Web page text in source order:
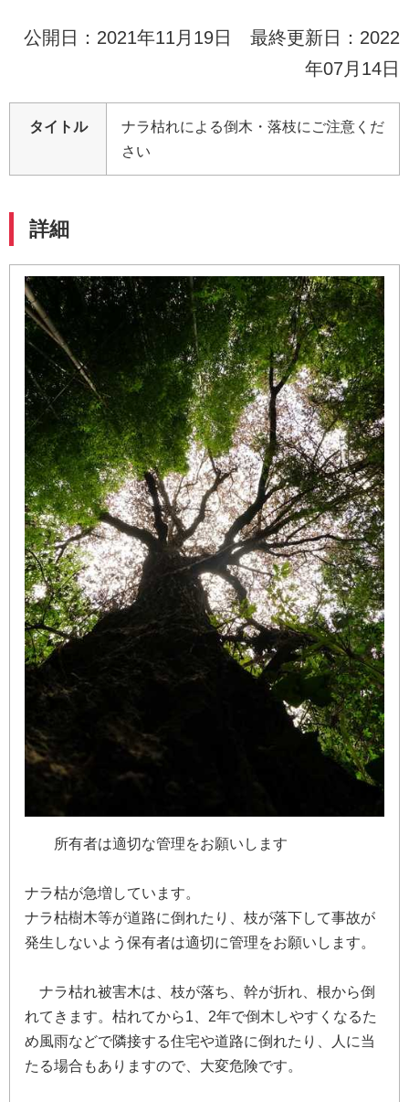
公開日：2021年11月19日 最終更新日：2022
年07月14日
タイトル
ナラ枯れによる倒木・落枝にご注意くだ
さい
詳細
所有者は適切な管理をお願い し ま す
ナラ枯が急増 してい ま す。
ナラ枯樹木等が道路に倒 れた り 枝が落下して事故が
発生 しないよ う 保有者は適切に管理をお願い し ま す。
ナラ枯れ被害木は 枝が落ち 幹が折れ 根から倒
れて き ま す。 枯れてから1 2年で倒 木 しやす く なるた
め風雨などで隣接する住宅や道路に倒 れた り 人 に当
た る場合 もあ り ま すので 大変危険です。